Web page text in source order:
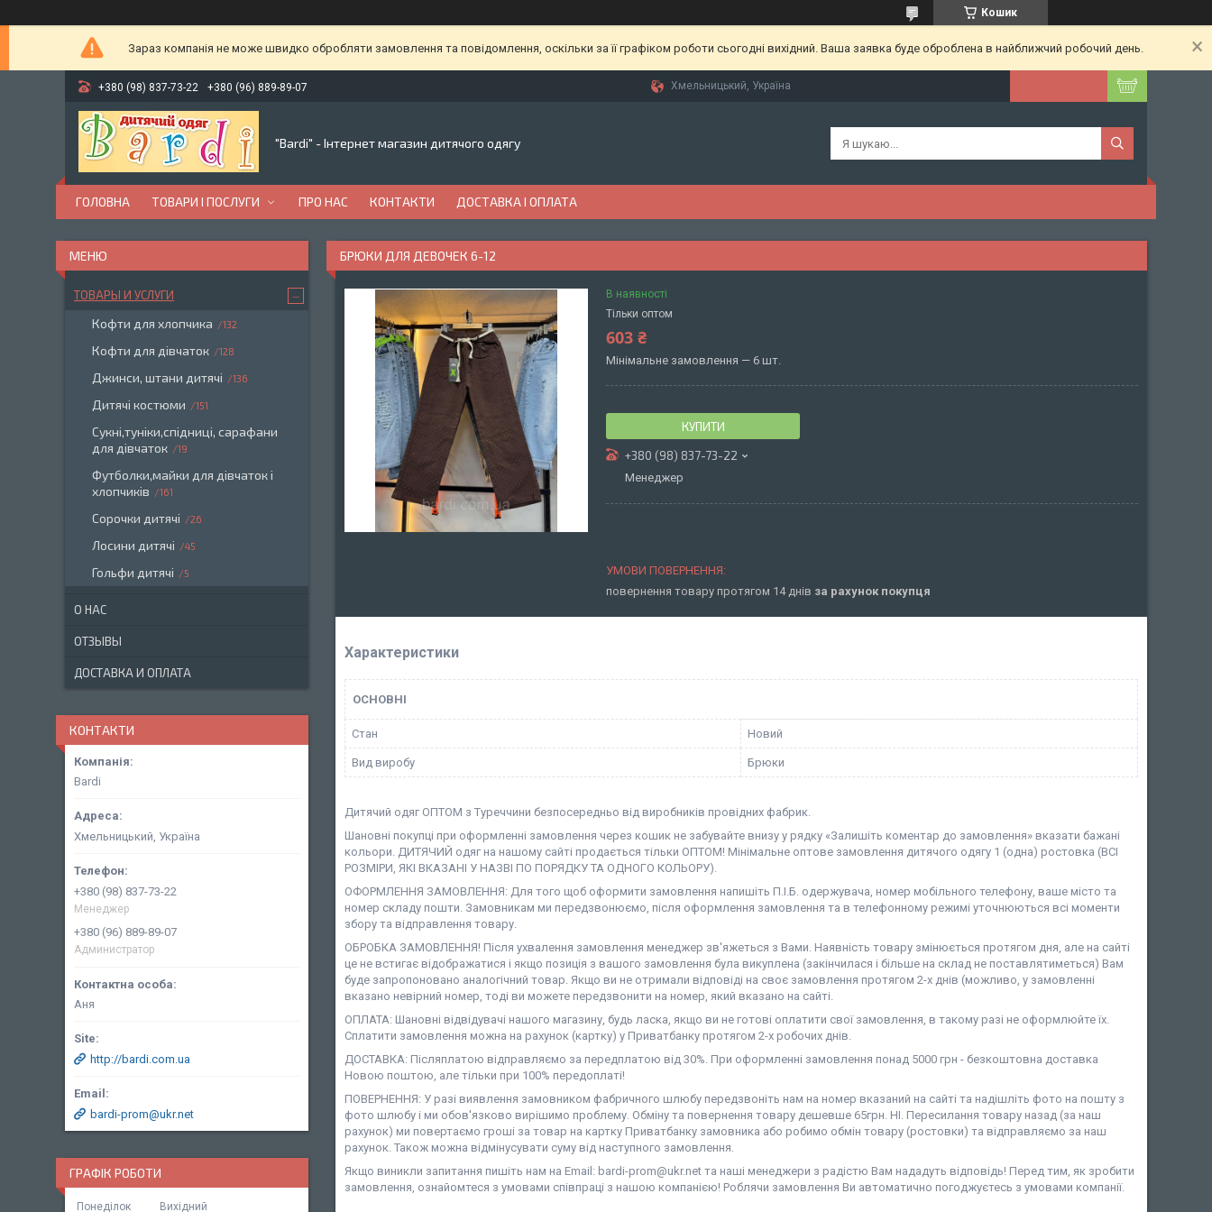
Кошик
Зараз компанія не може швидко обробляти замовлення та повідомлення, оскільки за її графіком роботи сьогодні вихідний. Ваша заявка буде оброблена в найближчий робочий день.
+380 (98) 837-73-22 +380 (96) 889-89-07 Хмельницький, Україна
"Bardi" - Інтернет магазин дитячого одягу
ГОЛОВНА ТОВАРИ І ПОСЛУГИ ПРО НАС КОНТАКТИ ДОСТАВКА І ОПЛАТА
БРЮКИ ДЛЯ ДЕВОЧЕК 6-12
В наявності
Тільки оптом
603 ₴
Мінімальне замовлення — 6 шт.
КУПИТИ
+380 (98) 837-73-22
Менеджер
повернення товару протягом 14 днів за рахунок покупця
Характеристики
ОСНОВНІ
Стан Новий
Вид виробу Брюки
Дитячий одяг ОПТОМ з Туреччини безпосередньо від виробників провідних фабрик.
Шановні покупці при оформленні замовлення через кошик не забувайте внизу у рядку «Залишіть коментар до замовлення» вказати бажані
кольори. ДИТЯЧИЙ одяг на нашому сайті продається тільки ОПТОМ! Мінімальне оптове замовлення дитячого одягу 1 (одна) ростовка (ВСІ
РОЗМІРИ, ЯКІ ВКАЗАНІ У НАЗВІ ПО ПОРЯДКУ ТА ОДНОГО КОЛЬОРУ).
ОФОРМЛЕННЯ ЗАМОВЛЕННЯ: Для того щоб оформити замовлення напишіть П.І.Б. одержувача, номер мобільного телефону, ваше місто та
номер складу пошти. Замовникам ми передзвонюємо, після оформлення замовлення та в телефонному режимі уточнюються всі моменти
збору та відправлення товару.
ОБРОБКА ЗАМОВЛЕННЯ! Після ухвалення замовлення менеджер зв'яжеться з Вами. Наявність товару змінюється протягом дня, але на сайті
це не встигає відображатися і якщо позиція з вашого замовлення була викуплена (закінчилася і більше на склад не поставлятиметься) Вам
буде запропоновано аналогічний товар. Якщо ви не отримали відповіді на своє замовлення протягом 2-х днів (можливо, у замовленні
вказано невірний номер, тоді ви можете передзвонити на номер, який вказано на сайті.
ОПЛАТА: Шановні відвідувачі нашого магазину, будь ласка, якщо ви не готові оплатити свої замовлення, в такому разі не оформлюйте їх.
Сплатити замовлення можна на рахунок (картку) у Приватбанку протягом 2-х робочих днів.
ДОСТАВКА: Післяплатою відправляємо за передплатою від 30%. При оформленні замовлення понад 5000 грн - безкоштовна доставка
Новою поштою, але тільки при 100% передоплаті!
ПОВЕРНЕННЯ: У разі виявлення замовником фабричного шлюбу передзвоніть нам на номер вказаний на сайті та надішліть фото на пошту з
фото шлюбу і ми обов'язково вирішимо проблему. Обміну та повернення товару дешевше 65грн. НІ. Пересилання товару назад (за наш
рахунок) ми повертаємо гроші за товар на картку Приватбанку замовника або робимо обмін товару (ростовки) та відправляємо за наш
рахунок. Також можна відмінусувати суму від наступного замовлення.
Якщо виникли запитання пишіть нам на Email: bardi-prom@ukr.net та наші менеджери з радістю Вам нададуть відповідь! Перед тим, як зробити
замовлення, ознайомтеся з умовами співпраці з нашою компанією! Роблячи замовлення Ви автоматично погоджуєтесь з умовами компанії.
ТОВАРЫ И УСЛУГИ
Кофти для хлопчика 132
Кофти для дівчаток 128
Джинси, штани дитячі 136
Дитячі костюми 151
Сукні,туніки,спідниці, сарафани
для дівчаток
19
Футболки,майки для дівчаток і
хлопчиків
161
Сорочки дитячі 26
Лосини дитячі 45
Гольфи дитячі 5
О НАС
ОТЗЫВЫ
ДОСТАВКА И ОПЛАТА
КОНТАКТИ
Bardi
Хмельницький, Україна
+380 (98) 837-73-22
Менеджер
+380 (96) 889-89-07
Администратор
Аня
http://bardi.com.ua
bardi-prom@ukr.net
ГРАФІК РОБОТИ
Понеділок Вихідний